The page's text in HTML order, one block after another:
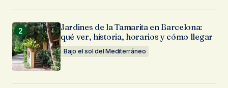
Jardines de la Tamarita en Barcelona:
qué ver, historia, horarios y cómo llegar
Bajo el sol del Mediterráneo